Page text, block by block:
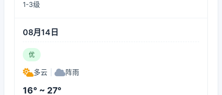
1-3级
08月14日
优
多云 阵雨
16° ~ 27°